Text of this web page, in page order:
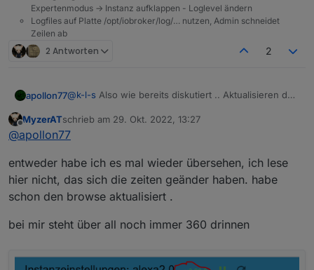
Expertenmodus -> Instanz aufklappen - Loglevel ändern
Logfiles auf Platte /opt/iobroker/log/… nutzen, Admin schneidet
Zeilen ab
2 Antworten 2
apollon77@k-l-s Also wie bereits diskutiert .. Aktualisieren der
Datenaktualisierungs-Intervall oder wenn man über
Alexa2 Schatet - dann wird dieser eine State danach
Das ist aber schon eeewig so ...
Geräte besser über iobroker nativ angebunden sein
könnten/sollten -> Adapter-Requests erstellen!
Offline
MyzerATschrieb am 29. Okt. 2022, 13:27
zuletzt editiert von
@apollon77
entweder habe ich es mal wieder übersehen, ich lese
hier nicht, das sich die zeiten geänder haben. habe
schon den browse aktualisiert .
bei mir steht über all noch immer 360 drinnen